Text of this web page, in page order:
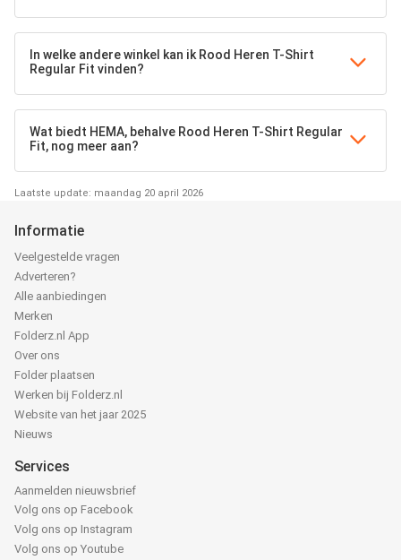
In welke andere winkel kan ik Rood Heren T-Shirt
Regular Fit vinden?
Wat biedt HEMA, behalve Rood Heren T-Shirt Regular
Fit, nog meer aan?
Laatste update: maandag 20 april 2026
Informatie
Veelgestelde vragen
Adverteren?
Alle aanbiedingen
Merken
Folderz.nl App
Over ons
Folder plaatsen
Werken bij Folderz.nl
Website van het jaar 2025
Nieuws
Services
Aanmelden nieuwsbrief
Volg ons op Facebook
Volg ons op Instagram
Volg ons op Youtube